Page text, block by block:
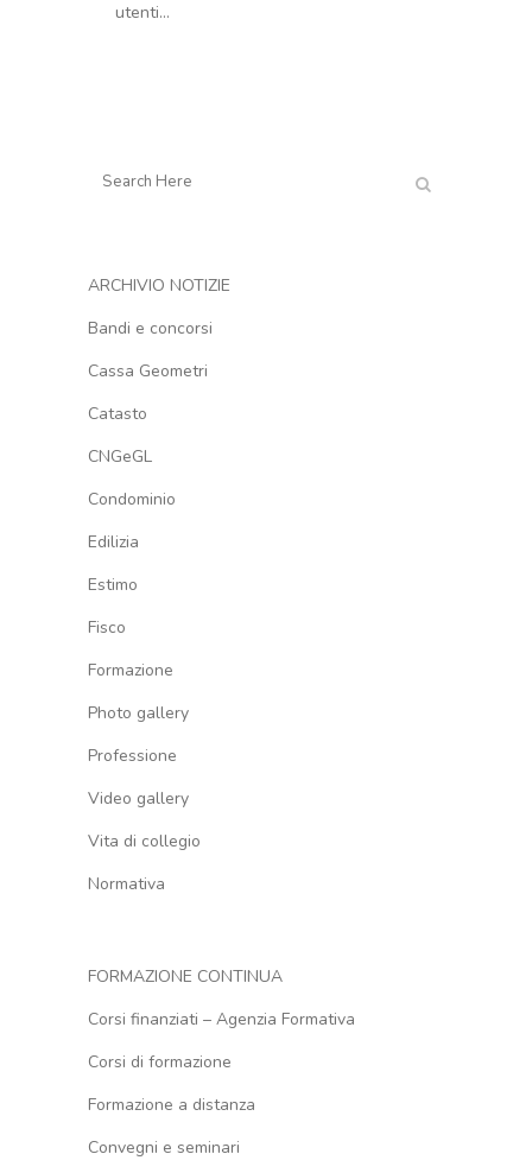
utenti...
ARCHIVIO NOTIZIE
Bandi e concorsi
Cassa Geometri
Catasto
CNGeGL
Condominio
Edilizia
Estimo
Fisco
Formazione
Photo gallery
Professione
Video gallery
Vita di collegio
Normativa
FORMAZIONE CONTINUA
Corsi finanziati – Agenzia Formativa
Corsi di formazione
Formazione a distanza
Convegni e seminari